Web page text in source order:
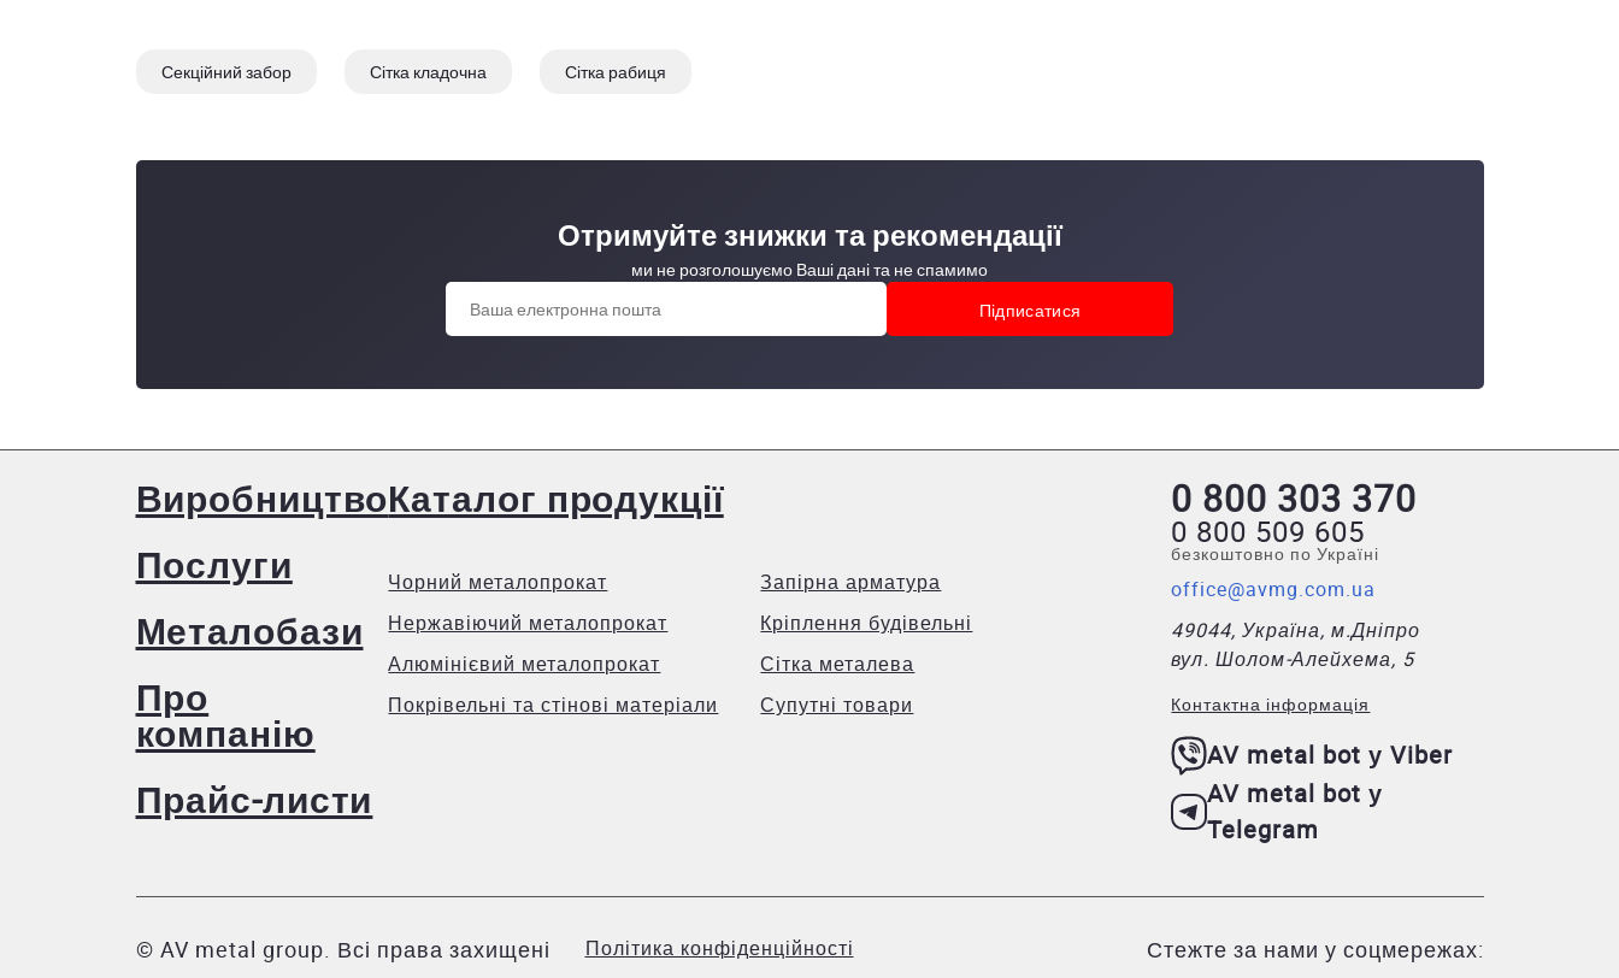
Секційний забор Сітка кладочна Сітка рабиця
Отримуйте знижки та рекомендації
ми не розголошуємо Ваші дані та не спамимо
Виробництво
Послуги
Металобази
Про
компанію
Прайс-листи
Каталог продукції
Чорний металопрокат
Нержавіючий металопрокат
Алюмінієвий металопрокат
Покрівельні та стінові матеріали
Запірна арматура
Кріплення будівельні
Сітка металева
Супутні товари
0 800 303 370
0 800 509 605
безкоштовно по Україні
office@avmg.com.ua
49044, Україна, м.Дніпро
вул. Шолом-Алейхема, 5
Контактна інформація
AV metal bot у Viber
AV metal bot у
Telegram
© AV metal group. Всі права захищені
Політика конфіденційності
Стежте за нами у соцмережах: